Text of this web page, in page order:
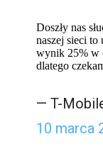
Doszły nas
naszej sieci
wynik 25% w
dlatego
— T-
10 marca